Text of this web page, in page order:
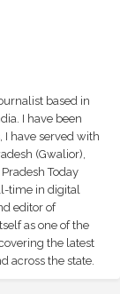
based in
I have been
I have served with
(Gwalior),
Today
time in digital
editor of
as one of the
the latest
across the state.